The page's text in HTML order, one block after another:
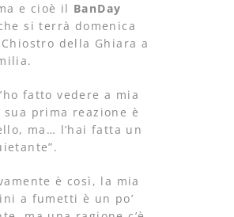
e cioè il BanDay
si terrà domenica
della Ghiara a
fatto vedere a mia
sua prima reazione è
ma… l’hai fatta un
è così, la mia
a fumetti è un po’